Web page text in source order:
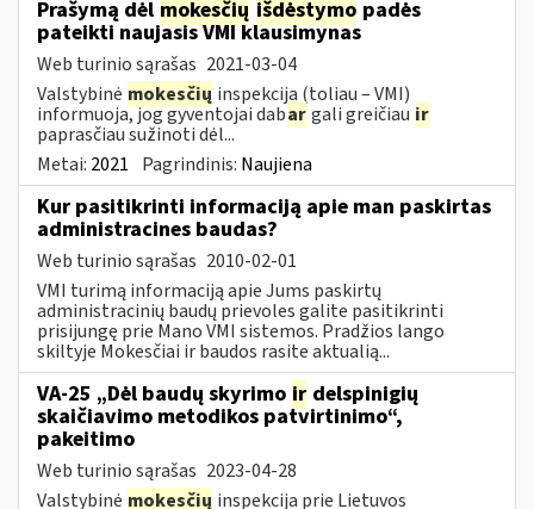
Prašymą dėl mokesčių išdėstymo padės
pateikti naujasis VMI klausimynas
Web turinio sąrašas 2021-03-04
Valstybinė mokesčių inspekcija (toliau – VMI)
informuoja, jog gyventojai dabargali greičiau ir
paprasčiau sužinoti dėl...
Metai: 2021 Pagrindinis: Naujiena
Kur pasitikrinti informaciją apie man paskirtas
administracines baudas?
Web turinio sąrašas 2010-02-01
VMI turimą informaciją apie Jums paskirtų
administracinių baudų prievoles galite pasitikrinti
prisijungę prie Mano VMI sistemos. Pradžios lango
skiltyje Mokesčiai ir baudos rasite aktualią...
VA-25 „Dėl baudų skyrimo ir delspinigių
skaičiavimo metodikos patvirtinimo“,
pakeitimo
Web turinio sąrašas 2023-04-28
Valstybinė mokesčių inspekcija prie Lietuvos